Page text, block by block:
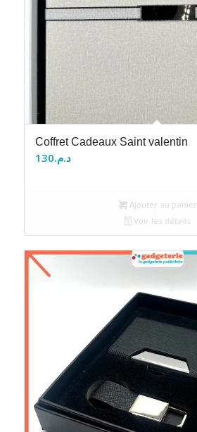
Coffret Cadeaux Saint valentin
د.م.130
Ajouter au panier
Voir les détails